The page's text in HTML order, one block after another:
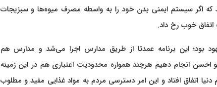
اگر سیستم ایمنی بدن خود را به واسطه مصرف میوه‌ها و سبزیجات
اتفاق خوب رخ داد.
بود؛ این برنامه عمدتا از طریق مدارس اجرا می‌شد و مدارس هم
احسن انجام دهیم هرچند همواره محدودیت اعتباری هم در این زمینه
اتفاق افتاد و این امر دسترسی مردم به مواد غذایی مفید و مطلوب